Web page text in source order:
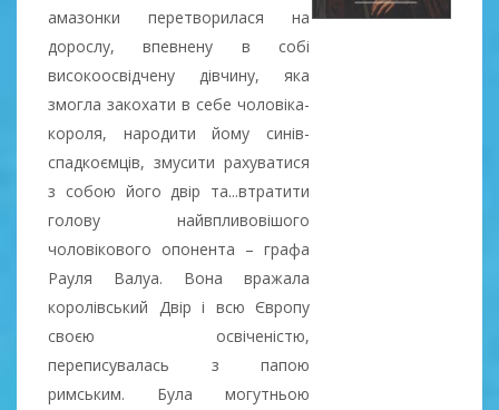
амазонки перетворилася на
дорослу, впевнену в собі
високоосвідчену дівчину, яка
змогла закохати в себе чоловіка-
короля, народити йому синів-
спадкоємців, змусити рахуватися
з собою його двір та...втратити
голову найвпливовішого
чоловікового опонента – графа
Рауля Валуа. Вона вражала
королівський Двір і всю Європу
своєю освіченістю,
переписувалась з папою
римським. Була могутньою